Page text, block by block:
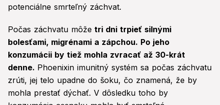
potenciálne smrteľný záchvat.
Počas záchvatu môže tri dni trpieť silnými
bolesťami, migrénami a zápchou. Po jeho
konzumácii by tiež mohla zvracať až 30-krát
denne. Phoenixin imunitný systém sa počas záchvatu
zrúti, jej telo upadne do šoku, čo znamená, že by
mohla prestať dýchať. V dôsledku toho by